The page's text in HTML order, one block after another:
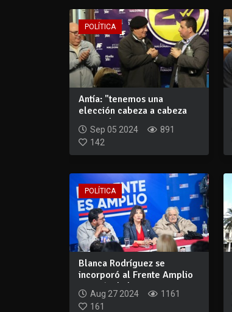
POLÍTICA
Antía: "tenemos una
elección cabeza a cabeza
entre el progre...
Sep 05 2024
891
142
POLÍTICA
Blanca Rodríguez se
incorporó al Frente Amplio
a través de l...
Aug 27 2024
1161
161